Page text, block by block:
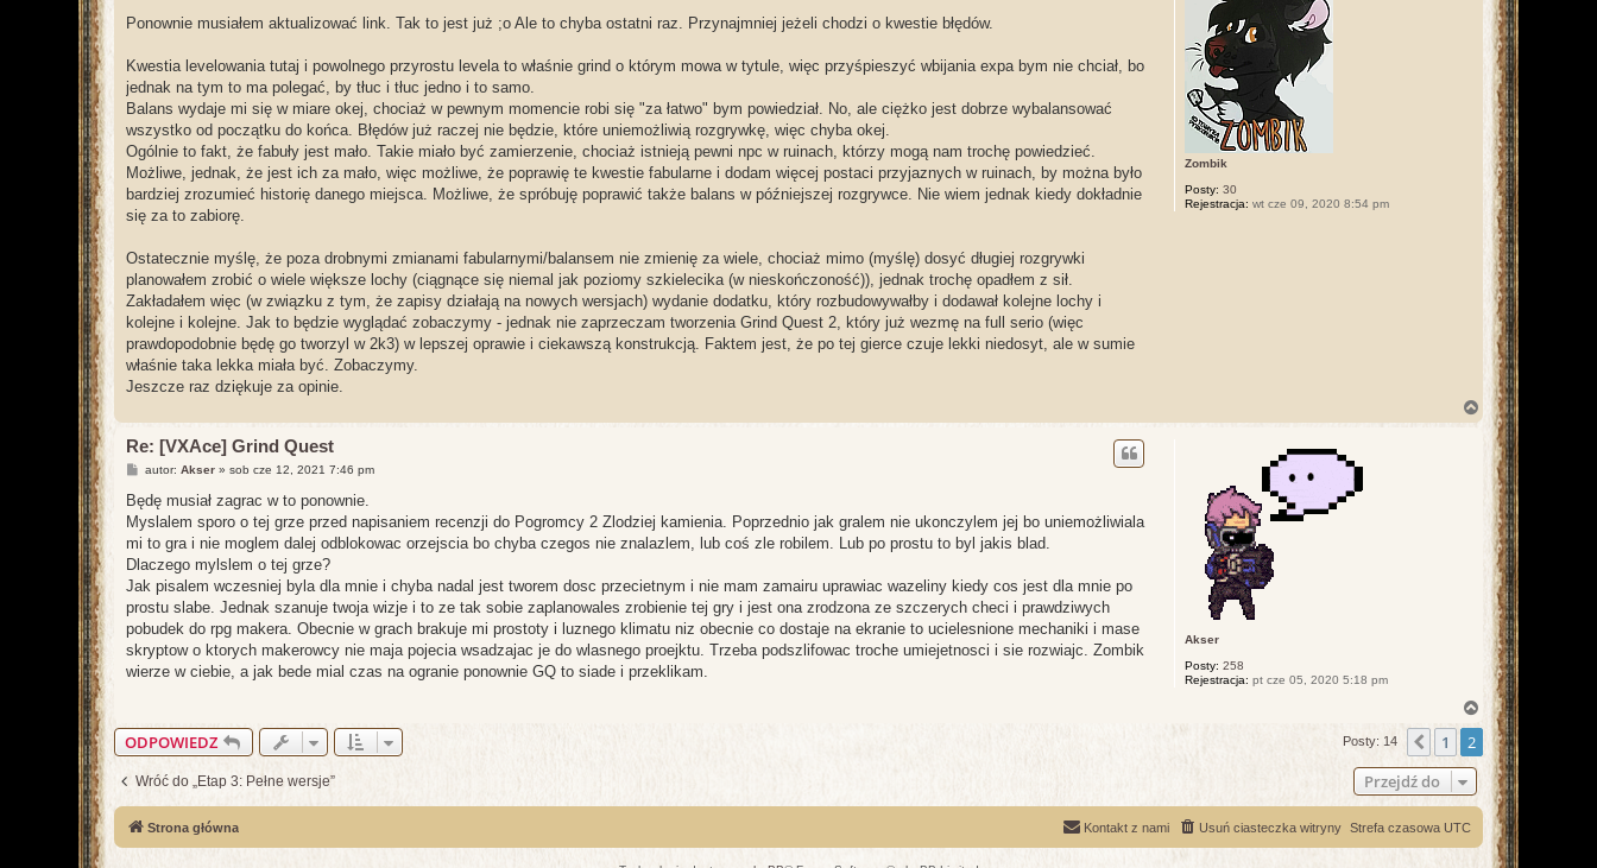
Zombik
Posty: 30
Rejestracja: wt cze 09, 2020 8:54 pm
s
Ponownie musiałem aktualizować link. Tak to jest już ;o Ale to chyba ostatni raz. Przynajmniej jeżeli chodzi o kwestie błędów.
Kwestia levelowania tutaj i powolnego przyrostu levela to właśnie grind o którym mowa w tytule, więc przyśpieszyć wbijania expa bym nie chciał, bo
jednak na tym to ma polegać, by tłuc i tłuc jedno i to samo.
Balans wydaje mi się w miare okej, chociaż w pewnym momencie robi się "za łatwo" bym powiedział. No, ale ciężko jest dobrze wybalansować
wszystko od początku do końca. Błędów już raczej nie będzie, które uniemożliwią rozgrywkę, więc chyba okej.
Ogólnie to fakt, że fabuły jest mało. Takie miało być zamierzenie, chociaż istnieją pewni npc w ruinach, którzy mogą nam trochę powiedzieć.
Możliwe, jednak, że jest ich za mało, więc możliwe, że poprawię te kwestie fabularne i dodam więcej postaci przyjaznych w ruinach, by można było
bardziej zrozumieć historię danego miejsca. Możliwe, że spróbuję poprawić także balans w późniejszej rozgrywce. Nie wiem jednak kiedy dokładnie
się za to zabiorę.
Ostatecznie myślę, że poza drobnymi zmianami fabularnymi/balansem nie zmienię za wiele, chociaż mimo (myślę) dosyć długiej rozgrywki
planowałem zrobić o wiele większe lochy (ciągnące się niemal jak poziomy szkielecika (w nieskończoność)), jednak trochę opadłem z sił.
Zakładałem więc (w związku z tym, że zapisy działają na nowych wersjach) wydanie dodatku, który rozbudowywałby i dodawał kolejne lochy i
kolejne i kolejne. Jak to będzie wyglądać zobaczymy - jednak nie zaprzeczam tworzenia Grind Quest 2, który już wezmę na full serio (więc
prawdopodobnie będę go tworzyl w 2k3) w lepszej oprawie i ciekawszą konstrukcją. Faktem jest, że po tej gierce czuje lekki niedosyt, ale w sumie
właśnie taka lekka miała być. Zobaczymy.
Jeszcze raz dziękuje za opinie.
Akser
Posty: 258
Rejestracja: pt cze 05, 2020 5:18 pm
Re: [VXAce] Grind Quest
P
s
t
autor: Akser» sob cze 12, 2021 7:46 pm
Będę musiał zagrac w to ponownie.
Myslalem sporo o tej grze przed napisaniem recenzji do Pogromcy 2 Zlodziej kamienia. Poprzednio jak gralem nie ukonczylem jej bo uniemożliwiala
mi to gra i nie moglem dalej odblokowac orzejscia bo chyba czegos nie znalazlem, lub coś zle robilem. Lub po prostu to byl jakis blad.
Dlaczego mylslem o tej grze?
Jak pisalem wczesniej byla dla mnie i chyba nadal jest tworem dosc przecietnym i nie mam zamairu uprawiac wazeliny kiedy cos jest dla mnie po
prostu slabe. Jednak szanuje twoja wizje i to ze tak sobie zaplanowales zrobienie tej gry i jest ona zrodzona ze szczerych checi i prawdziwych
pobudek do rpg makera. Obecnie w grach brakuje mi prostoty i luznego klimatu niz obecnie co dostaje na ekranie to ucielesnione mechaniki i mase
skryptow o ktorych makerowcy nie maja pojecia wsadzajac je do wlasnego proejktu. Trzeba podszlifowac troche umiejetnosci i sie rozwiajc. Zombik
wierze w ciebie, a jak bede mial czas na ogranie ponownie GQ to siade i przeklikam.
ó
ODPOWIEDZ Posty: 14 Poprzednia
1 2
Wróć do „Etap 3: Pełne wersje” Przejdź do
Strona główna Strefa czasowa UTC
Usuń ciasteczka witryny
Kontakt z nami